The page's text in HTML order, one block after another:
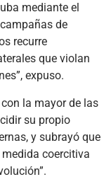
mediante el
de
recurre
que violan
expuso.
la mayor de las
su propio
y subrayó que
coercitiva